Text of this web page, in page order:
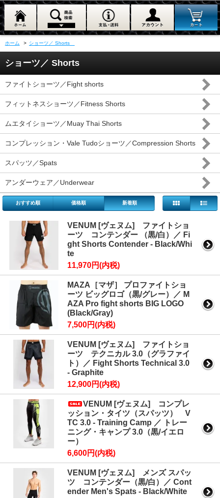
ホーム > ショーツ／ Shorts
ショーツ／ Shorts
ファイトショーツ／Fight shorts
フィットネスショーツ／Fitness Shorts
ムエタイショーツ／Muay Thai Shorts
コンプレッション・Vale Tudoショーツ／Compression Shorts
スパッツ／Spats
アンダーウェア／Underwear
おすすめ順 価格順 新着順
VENUM [ヴェヌム] ファイトショ
ーツ コンテンダー （黒/白）／ Fi
ght Shorts Contender - Black/Whi
te
11,970円(内税)
MAZA［マザ］ プロファイトショ
ーツ ビッグロゴ（黒/グレー）／ M
AZA Pro fight shorts BIG LOGO
(Black/Gray)
7,500円(内税)
VENUM [ヴェヌム] ファイトショ
ーツ テクニカル 3.0（グラファイ
ト）／ Fight Shorts Technical 3.0
- Graphite
12,900円(内税)
VENUM [ヴェヌム] コンプレ
ッション・タイツ（スパッツ） V
TC 3.0 - Training Camp ／ トレー
ニング・キャンプ 3.0（黒/イエロ
ー）
6,600円(内税)
VENUM [ヴェヌム] メンズ スパッ
ツ コンテンダー（黒/白）／ Cont
ender Men's Spats - Black/White